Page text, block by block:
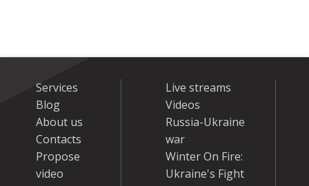
Services
Blog
About us
Contacts
Propose
video
Live streams
Videos
Russia-Ukraine
war
Winter On Fire:
Ukraine's Fight